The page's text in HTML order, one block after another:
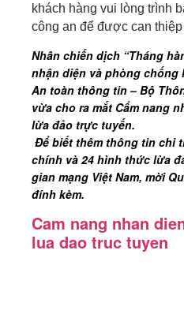
khách hàng vui lòng trình
công an để được can
Nhân chiến dịch “Tháng
nhận diện và phòng chống
An toàn thông tin – Bộ
vừa cho ra mắt Cẩm nang
lừa đảo trực tuyến.
Để biết thêm thông tin chi
chính và 24 hình thức lừa
gian mạng Việt Nam, mời
đính kèm.
Cam nang nhan
lua dao truc tuyen